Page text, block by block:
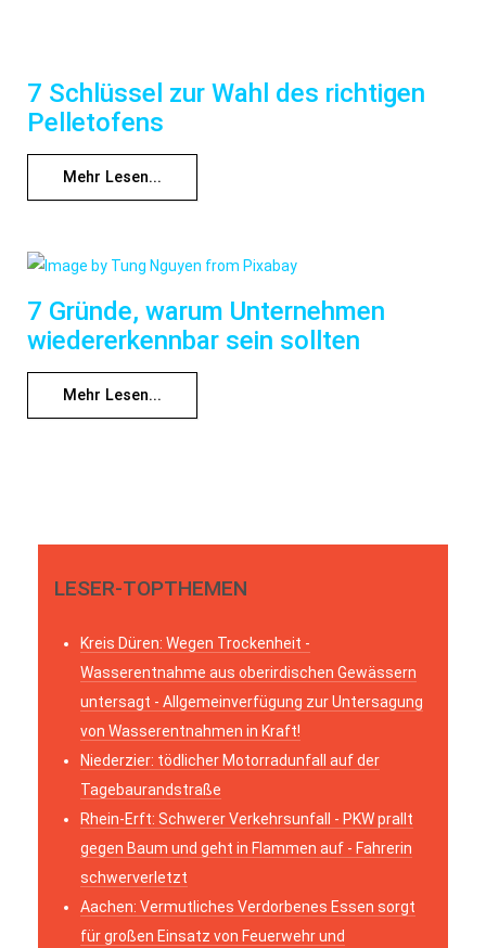
7 Schlüssel zur Wahl des richtigen
Pelletofens
Mehr Lesen...
7 Gründe, warum Unternehmen
wiedererkennbar sein sollten
Mehr Lesen...
LESER-TOPTHEMEN
Kreis Düren: Wegen Trockenheit -
Wasserentnahme aus oberirdischen Gewässern
untersagt - Allgemeinverfügung zur Untersagung
von Wasserentnahmen in Kraft!
Niederzier: tödlicher Motorradunfall auf der
Tagebaurandstraße
Rhein-Erft: Schwerer Verkehrsunfall - PKW prallt
gegen Baum und geht in Flammen auf - Fahrerin
schwerverletzt
Aachen: Vermutliches Verdorbenes Essen sorgt
für großen Einsatz von Feuerwehr und